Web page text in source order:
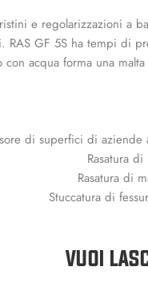
e regolarizzazioni
RAS GF 5S ha tempi di
con acqua forma una
di superfici di
Rasatura
Rasatura di
Stuccatura di
VUOI